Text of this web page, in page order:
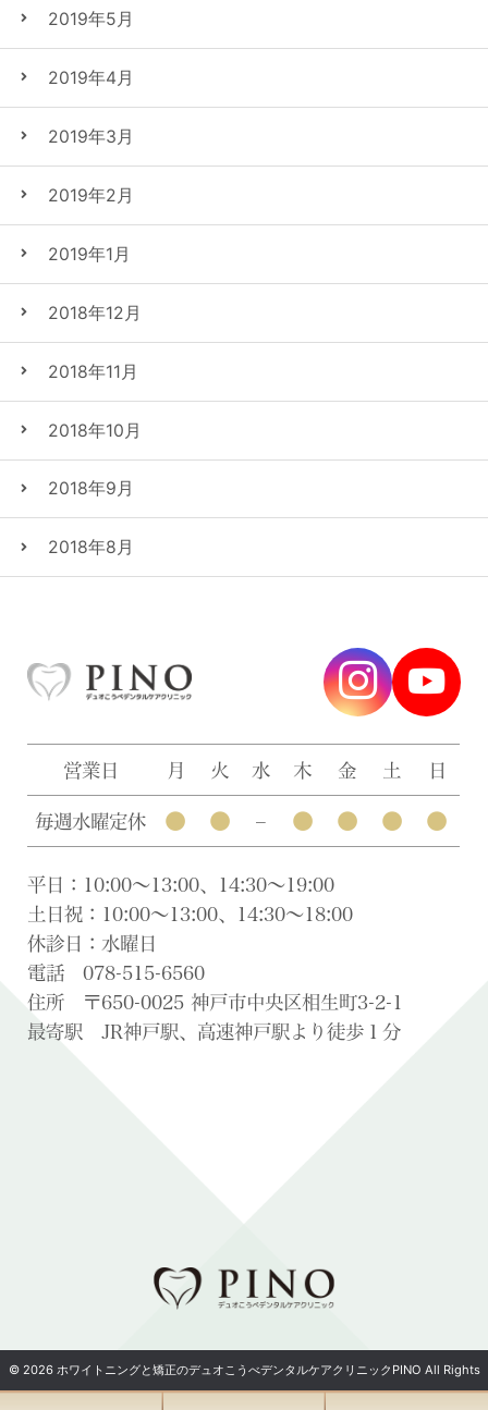
2019年5月
2019年4月
2019年3月
2019年2月
2019年1月
2018年12月
2018年11月
2018年10月
2018年9月
2018年8月
営業日 月 火 水 木 金 土 日
毎週水曜定休 ● ● – ● ● ● ●
平日：10:00〜13:00、14:30〜19:00
土日祝：10:00〜13:00、14:30〜18:00
休診日：水曜日
電話 078-515-6560
住所 〒650-0025 神戸市中央区相生町3-2-1
最寄駅 JR神戸駅、高速神戸駅より徒歩１分
© 2026 ホワイトニングと矯正のデュオこうべデンタルケアクリニックPINO All Rights